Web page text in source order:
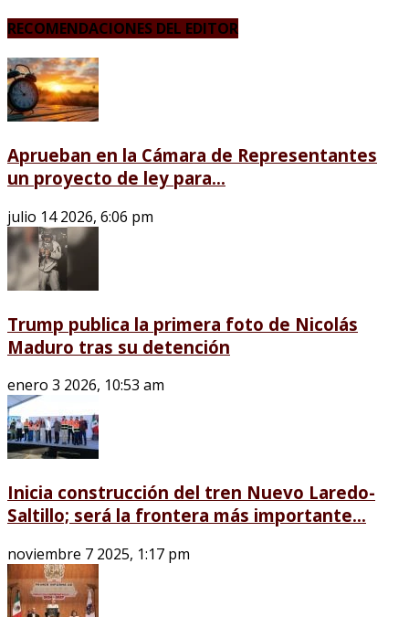
RECOMENDACIONES DEL EDITOR
Aprueban en la Cámara de Representantes
un proyecto de ley para...
julio 14 2026, 6:06 pm
Trump publica la primera foto de Nicolás
Maduro tras su detención
enero 3 2026, 10:53 am
Inicia construcción del tren Nuevo Laredo-
Saltillo; será la frontera más importante...
noviembre 7 2025, 1:17 pm